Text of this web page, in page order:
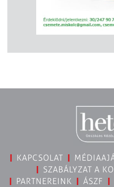
KAPCSOLAT
SZABÁLYZAT A
PARTNEREINK
ÁSZF